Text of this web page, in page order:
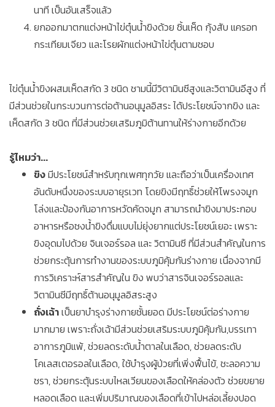
นาที เป็นอันเสร็จแล้ว
ยกออกมาตกแต่งหน้าไข่ตุ๋นน้ำขิงด้วย ชิ้นเห็ด กุ้งสับ แครอท
กระเทียมเจียว และโรยผักแต่งหน้าไข่ตุ๋นตามชอบ
ไข่ตุ๋นน้ำขิงผสมเห็ดสกัด 3 ชนิด ชามนี้มีวิตามินซีสูงและวิตามินอีสูง ที่
มีส่วนช่วยในกระบวนการต่อต้านอนุมูลอิสระ ได้ประโยชน์จากขิง และ
เห็ดสกัด 3 ชนิด ที่มีส่วนช่วยเสริมภูมิต้านทานให้ร่างกายอีกด้วย
รู้ไหมว่า...
ขิงมีประโยชน์สำหรับทุกเพศทุกวัย และถือว่าเป็นเครื่องเทศ
อันดับหนึ่งของระบบอายุรเวท โดยขิงมีฤทธิ์ช่วยให้โพรงจมูก
โล่งและป้องกันอาการหวัดคัดจมูก สามารถนำขิงมาประกอบ
อาหารหรือชงน้ำขิงดื่มแบบไม่ยุ่งยากแต่ประโยชน์เยอะ เพราะ
ขิงอุดมไปด้วย จินเจอร์รอล และ วิตามินซี ที่มีส่วนสำคัญในการ
ช่วยกระตุ้นการทำงานของระบบภูมิคุ้มกันร่างกาย เนื่องจากมี
การวิเคราะห์สารสำคัญใน ขิง พบว่าสารจินเจอร์รอลและ
วิตามินซีมีฤทธิ์ต้านอนุมูลอิสระสูง
ถั่งเฉ้าเป็นยาบำรุงร่างกายชั้นยอด มีประโยชน์ต่อร่างกาย
มากมาย เพราะถั่งเฉ้ามีส่วนช่วยเสริมระบบภูมิคุ้มกัน,บรรเทา
อาการภูมิแพ้, ช่วยลดระดับน้ำตาลในเลือด, ช่วยลดระดับ
โคเลสเตอรอลในเลือด, ใช้บำรุงผู้ป่วยที่เพิ่งฟื้นไข้, ชะลอความ
ชรา, ช่วยกระตุ้นระบบไหลเวียนของเลือดให้คล่องตัว ช่วยขยาย
หลอดเลือด และเพิ่มปริมาณของเลือดที่เข้าไปหล่อเลี้ยงปอด